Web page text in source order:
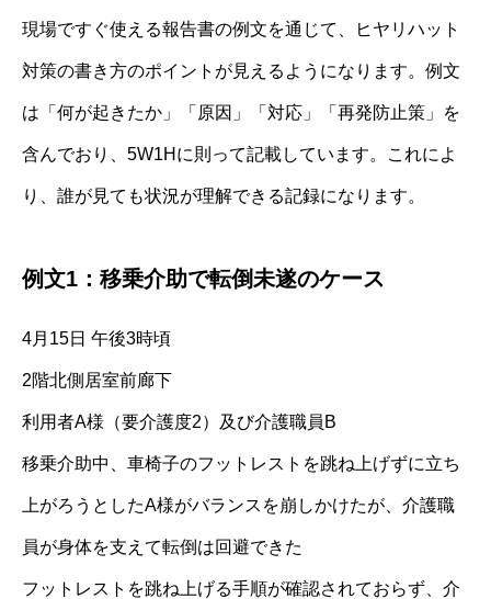
現場ですぐ使える報告書の例文を通じて、ヒヤリハット
対策の書き方のポイントが見えるようになります。例文
は「何が起きたか」「原因」「対応」「再発防止策」を
含んでおり、5W1Hに則って記載しています。これによ
り、誰が見ても状況が理解できる記録になります。
例文1：移乗介助で転倒未遂のケース
4月15日 午後3時頃
2階北側居室前廊下
利用者A様（要介護度2）及び介護職員B
移乗介助中、車椅子のフットレストを跳ね上げずに立ち
上がろうとしたA様がバランスを崩しかけたが、介護職
員が身体を支えて転倒は回避できた
フットレストを跳ね上げる手順が確認されておらず、介